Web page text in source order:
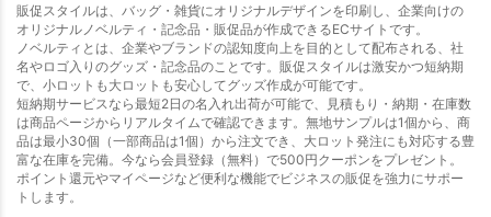
販促スタイルは、バッグ・雑貨にオリジナルデザインを印刷し、企業向けの
オリジナルノベルティ・記念品・販促品が作成できるECサイトです。
ノベルティとは、企業やブランドの認知度向上を目的として配布される、社
名やロゴ入りのグッズ・記念品のことです。販促スタイルは激安かつ短納期
で、小ロットも大ロットも安心してグッズ作成が可能です。
短納期サービスなら最短2日の名入れ出荷が可能で、見積もり・納期・在庫数
は商品ページからリアルタイムで確認できます。無地サンプルは1個から、商
品は最小30個（一部商品は1個）から注文でき、大ロット発注にも対応する豊
富な在庫を完備。今なら会員登録（無料）で500円クーポンをプレゼント。
ポイント還元やマイページなど便利な機能でビジネスの販促を強力にサポー
トします。